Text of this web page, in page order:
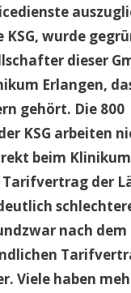
KSG, wurde
dieser
Erlangen,
gehört. Die 800
KSG arbeiten
beim
der
nach dem
Viele haben